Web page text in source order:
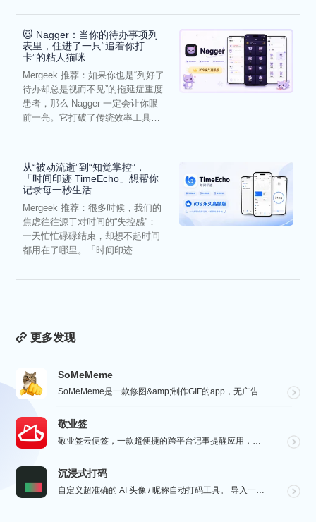
🐱 Nagger：当你的待办事项列
表里，住进了一只“追着你打
卡”的粘人猫咪
Mergeek 推荐：如果你也是“列好了
待办却总是视而不见”的拖延症重度
患者，那么 Nagger 一定会让你眼
前一亮。它打破了传统效率工具冰
从“被动流逝”到“知觉掌控”，
「时间印迹 TimeEcho」想帮你
记录每一秒生活...
Mergeek 推荐：很多时候，我们的
焦虑往往源于对时间的“失控感”：
一天忙忙碌碌结束，却想不起时间
都用在了哪里。「时间印迹
更多发现
SoMeMeme
SoMeMeme是一款修图&amp;制作GIF的app，无广告，无水印，专注于修图和将你相册中的视频...
敬业签
敬业签云便签，一款超便捷的跨平台记事提醒应用，电脑手机云同步，覆盖多系统。它不仅是个性化便签，更是智...
沉浸式打码
自定义超准确的 AI 头像 / 昵称自动打码工具。 导入一张微信聊天截图，或者抖音/小红书/微博评论...